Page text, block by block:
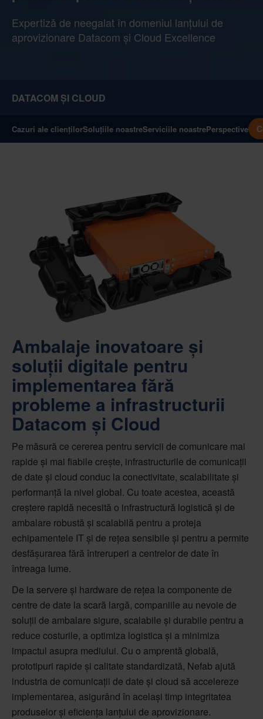
Expertiză de neegalat în domeniul lanțului de
aprovizionare Datacom și Cloud Excellence
DATACOM ȘI CLOUD
Cazuri ale cliențilorSoluțiile noastreServiciile noastrePerspective
Ambalaje inovatoare și
soluții digitale pentru
implementarea fără
probleme a infrastructurii
Datacom și Cloud
Pe măsură ce cererea pentru servicii de comunicare mai
rapide și mai fiabile crește, infrastructurile de comunicații
de date și cloud conduc la conectivitate, scalabilitate și
performanță la nivel global. Cu toate acestea, această
creștere rapidă necesită o infrastructură logistică și de
ambalare robustă și scalabilă pentru a proteja
echipamentele IT și de rețea sensibile și pentru a permite
desfășurarea fără întreruperi a centrelor de date în
întreaga lume.
De la servere și hardware de rețea la componente de
centre de date la scară largă, companiile au nevoie de
soluții de ambalare sigure, scalabile și durabile pentru a
reduce costurile, a optimiza logistica și a minimiza
impactul asupra mediului. Cu o amprentă globală,
prototipuri rapide și calitate standardizată, Nefab ajută
industria de comunicații de date și cloud să accelereze
implementarea, asigurând în același timp integritatea
produselor și eficiența lanțului de aprovizionare.